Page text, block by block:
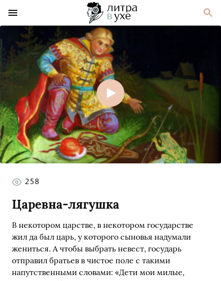
258
Царевна-лягушка
В некотором царстве, в некотором государстве
жил да был царь, у которого сыновья надумали
жениться. А чтобы выбрать невест, государь
отправил братьев в чистое поле с такими
напутственными словами: «Дети мои милые,